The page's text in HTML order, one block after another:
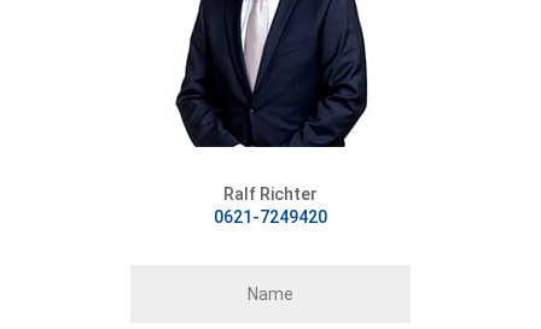
Ralf Richter
0621-7249420